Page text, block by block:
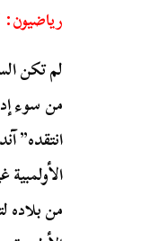
رياضيون:
من سوء
انتقده”
من بلاده